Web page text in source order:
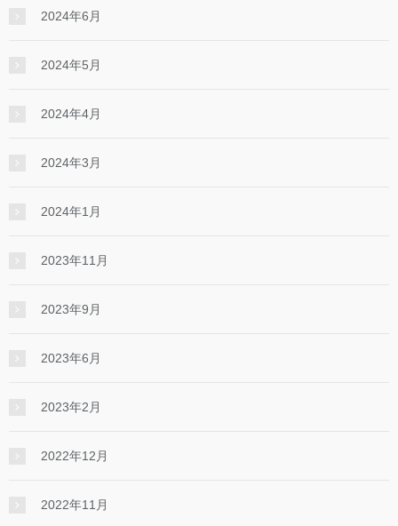
2024年6月
2024年5月
2024年4月
2024年3月
2024年1月
2023年11月
2023年9月
2023年6月
2023年2月
2022年12月
2022年11月